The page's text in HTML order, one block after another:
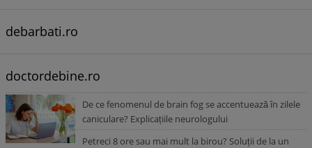
debarbati.ro
doctordebine.ro
De ce fenomenul de brain fog se accentuează în zilele
caniculare? Explicațiile neurologului
Petreci 8 ore sau mai mult la birou? Soluții de la un